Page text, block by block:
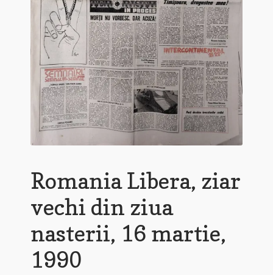
Romania Libera, ziar
vechi din ziua
nasterii, 16 martie,
1990